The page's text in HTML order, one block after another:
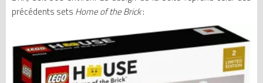
précédents sets Home of the Brick: